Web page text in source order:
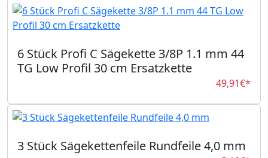
6 Stück Profi C Sägekette 3/8P 1.1 mm 44
TG Low Profil 30 cm Ersatzkette
49,91€*
3 Stück Sägekettenfeile Rundfeile 4,0 mm